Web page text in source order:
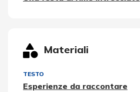
Materiali
TESTO
Esperienze da raccontare